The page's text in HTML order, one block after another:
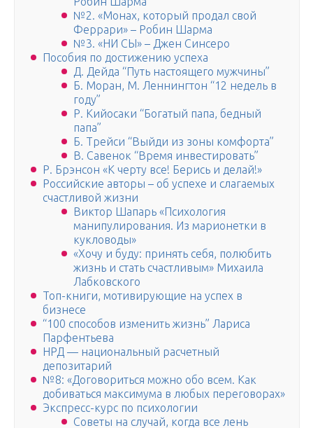
№2. «Монах, который продал свой
Феррари» – Робин Шарма
№3. «НИ СЫ» – Джен Синсеро
Пособия по достижению успеха
Д. Дейда “Путь настоящего мужчины”
Б. Моран, М. Леннингтон “12 недель в
году”
Р. Кийосаки “Богатый папа, бедный
папа”
Б. Трейси “Выйди из зоны комфорта”
В. Савенок “Время инвестировать”
Р. Брэнсон «К черту все! Берись и делай!»
Российские авторы – об успехе и слагаемых
счастливой жизни
Виктор Шапарь «Психология
манипулирования. Из марионетки в
кукловоды»
«Хочу и буду: принять себя, полюбить
жизнь и стать счастливым» Михаила
Лабковского
Топ-книги, мотивирующие на успех в
бизнесе
“100 способов изменить жизнь” Лариса
Парфентьева
НРД — национальный расчетный
депозитарий
№8: «Договориться можно обо всем. Как
добиваться максимума в любых переговорах»
Экспресс-курс по психологии
Советы на случай, когда все лень